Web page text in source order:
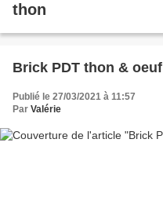
thon
Brick PDT thon & oeuf
Publié le 27/03/2021 à 11:57
Par Valérie